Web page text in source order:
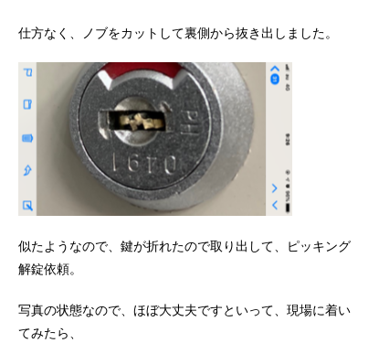
仕方なく、ノブをカットして裏側から抜き出しました。
似たようなので、鍵が折れたので取り出して、ピッキング
解錠依頼。
写真の状態なので、ほぼ大丈夫ですといって、現場に着い
てみたら、